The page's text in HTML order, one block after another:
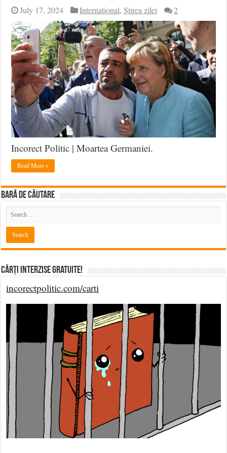
July 17, 2024 Internațional,Știrea zilei 2
Incorect Politic | Moartea Germaniei.
Read More »
BARĂ DE CĂUTARE
Cărți Interzise Gratuite!
incorectpolitic.com/carti